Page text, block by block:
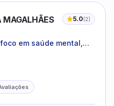
MAGALHÃES 5.0(2)
em saúde mental,